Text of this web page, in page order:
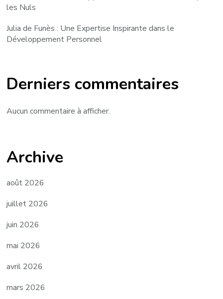
les Nuls
Julia de Funès : Une Expertise Inspirante dans le
Développement Personnel
Derniers commentaires
Aucun commentaire à afficher.
Archive
août 2026
juillet 2026
juin 2026
mai 2026
avril 2026
mars 2026